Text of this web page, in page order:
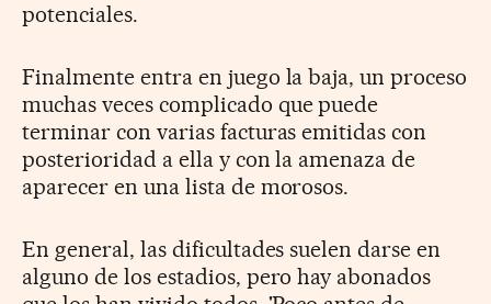
potenciales.
Finalmente entra en juego la baja, un proceso
muchas veces complicado que puede
terminar con varias facturas emitidas con
posterioridad a ella y con la amenaza de
aparecer en una lista de morosos.
En general, las dificultades suelen darse en
alguno de los estadios, pero hay abonados